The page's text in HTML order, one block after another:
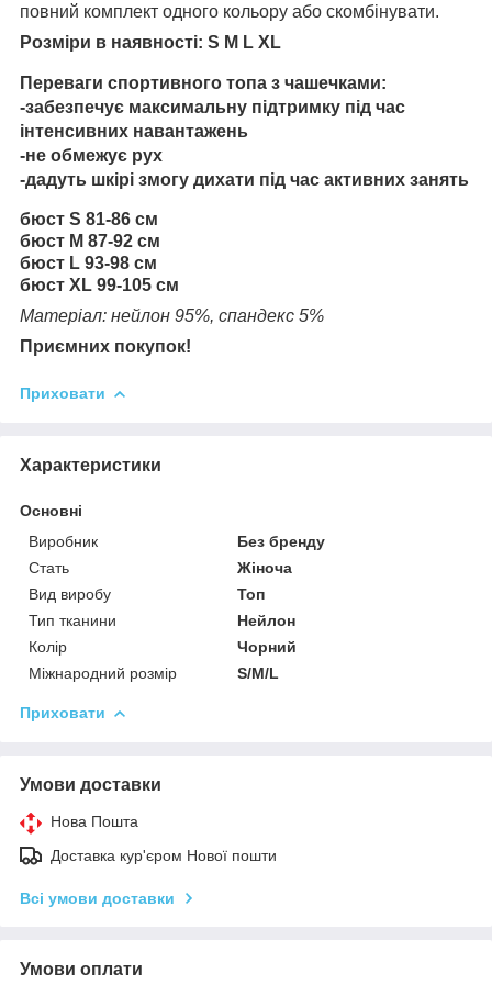
повний комплект одного кольору або скомбінувати.
Розміри в наявності: S M L XL
Переваги спортивного топа з чашечками:
-забезпечує максимальну підтримку під час
інтенсивних навантажень
-не обмежує рух
-дадуть шкірі змогу дихати під час активних занять
бюст S 81-86 см
бюст M 87-92 см
бюст L 93-98 см
бюст XL 99-105 см
Матеріал: нейлон 95%, спандекс 5%
Приємних покупок!
Приховати
Характеристики
Основні
Виробник
Без бренду
Стать
Жіноча
Вид виробу
Топ
Тип тканини
Нейлон
Колір
Чорний
Міжнародний розмір
S/M/L
Приховати
Умови доставки
Нова Пошта
Доставка кур'єром Нової пошти
Всі умови доставки
Умови оплати